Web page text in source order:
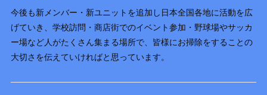
今後も新メンバー・新ユニットを追加し日本全国各地に活動を広
げていき、学校訪問・商店街でのイベント参加・野球場やサッカ
ー場など人がたくさん集まる場所で、皆様にお掃除をすることの
大切さを伝えていければと思っています。